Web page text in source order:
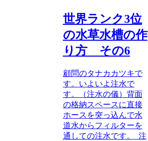
世界ランク3位
の水草水槽の作
り方 その6
顧問のタナカカツキで
す。いよいよ注水で
す。（注水の儀）背面
の格納スペースに直接
ホースを突っ込んで水
道水からフィルターを
通しての注水です。 注